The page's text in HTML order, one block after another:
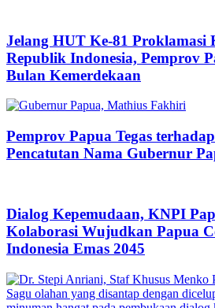
Jelang HUT Ke-81 Proklamasi
Republik Indonesia, Pemprov
Bulan Kemerdekaan
Pemprov Papua Tegas
Pencatutan Nama Gubernur
Dialog Kepemudaan, KNPI
Kolaborasi Wujudkan Papua
Indonesia Emas 2045